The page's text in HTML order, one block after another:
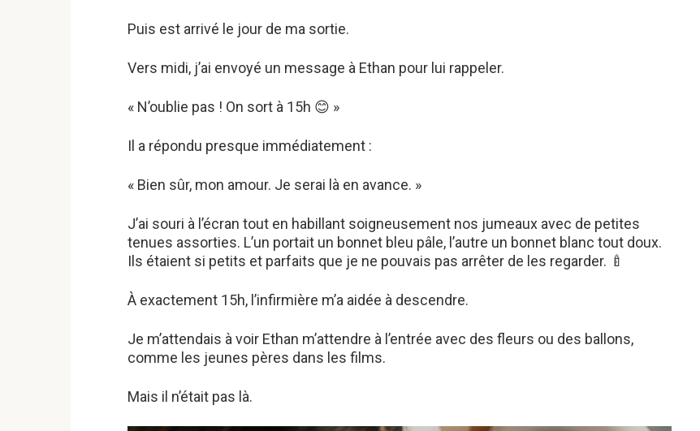
Puis est arrivé le jour de ma sortie.
Vers midi, j’ai envoyé un message à Ethan pour lui rappeler.
« N’oublie pas ! On sort à 15h 😊 »
Il a répondu presque immédiatement :
« Bien sûr, mon amour. Je serai là en avance. »
J’ai souri à l’écran tout en habillant soigneusement nos jumeaux avec de petites
tenues assorties. L’un portait un bonnet bleu pâle, l’autre un bonnet blanc tout doux.
Ils étaient si petits et parfaits que je ne pouvais pas arrêter de les regarder. 🍼
À exactement 15h, l’infirmière m’a aidée à descendre.
Je m’attendais à voir Ethan m’attendre à l’entrée avec des fleurs ou des ballons,
comme les jeunes pères dans les films.
Mais il n’était pas là.